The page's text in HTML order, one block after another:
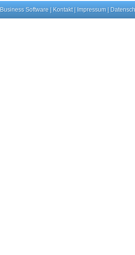
Business Software| Kontakt| Impressum|